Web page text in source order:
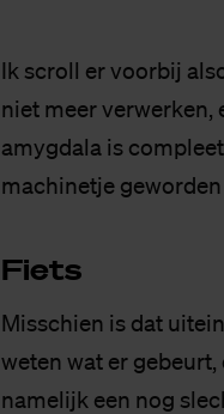
Ik scroll er voorbij
niet meer verwerken,
amygdala is
machinetje
Fiets
Misschien is dat
weten wat er
namelijk een nog